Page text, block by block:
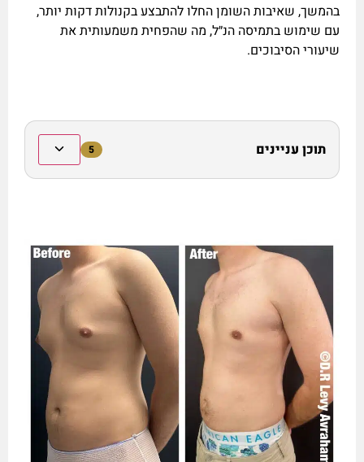
בהמשך, שאיבות השומן החלו להתבצע בקנולות דקות יותר,
עם שימוש בתמיסה הנ״ל, מה שהפחית משמעותית את
שיעורי הסיבוכים.
תוכן עניינים 5